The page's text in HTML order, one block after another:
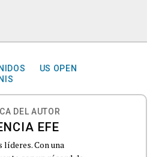
US OPEN
DEL AUTOR
EFE
líderes. Con una